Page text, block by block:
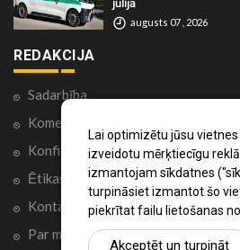
Lai optimizētu jūsu
izveidotu mērķtiecīgu
izmantojam sīkdatnes
turpināsiet izmantot šo
piekrītat failu lietošanas
Akceptēt un turpināt
jūlijā
augusts 07 , 2026
REDAKCIJA
Sadarbība
Komentāri portālā
Konfidencialitātes politika
Ētikas kodekss
Kontakti
Par mums